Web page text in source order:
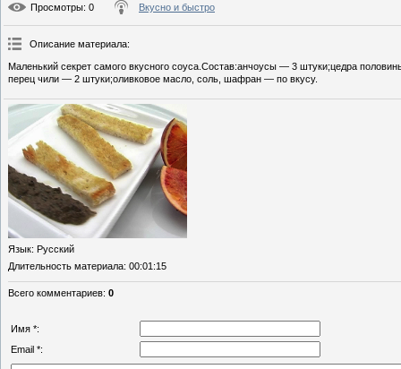
Просмотры: 0 Вкусно и быстро
Описание материала:
Маленький секрет самого вкусного соуса.Состав:анчоусы — 3 штуки;цедра
перец чили — 2 штуки;оливковое масло, соль, шафран — по вкусу.
Язык: Русский
Длительность материала: 00:01:15
Всего комментариев: 0
Имя *:
Email *: